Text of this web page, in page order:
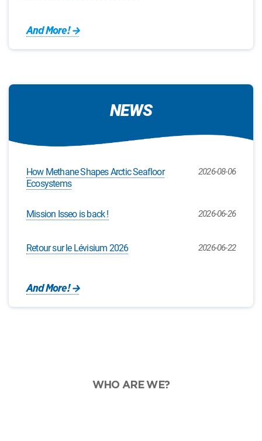
And More!
NEWS
2026-08-06
How Methane Shapes Arctic Seafloor
Ecosystems
2026-06-26
Mission Isseo is back !
2026-06-22
Retour sur le Lévisium 2026
And More!
WHO ARE WE?